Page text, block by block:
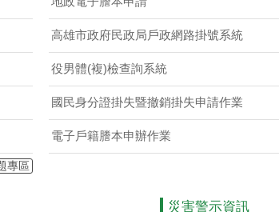
專區
高雄市政府民政局戶政網路掛號系統
役男體(複)檢查詢系統
國民身分證掛失暨撤銷掛失申請作業
電子戶籍謄本申辦作業